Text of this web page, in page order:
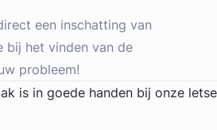
een inschatting van
bij het vinden van de
probleem!